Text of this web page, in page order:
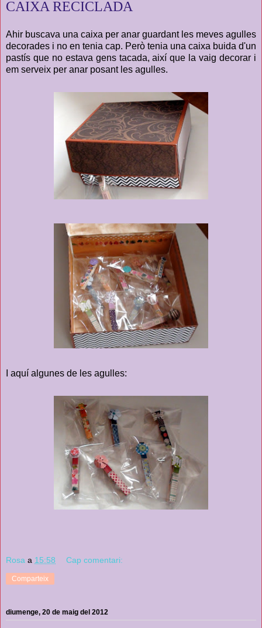
CAIXA RECICLADA
Ahir buscava una caixa per anar guardant les meves agulles
decorades i no en tenia cap. Però tenia una caixa buida d'un
pastís que no estava gens tacada, així que la vaig decorar i
em serveix per anar posant les agulles.
I aquí algunes de les agulles:
Rosa a 15:58 Cap comentari:
Comparteix
diumenge, 20 de maig del 2012